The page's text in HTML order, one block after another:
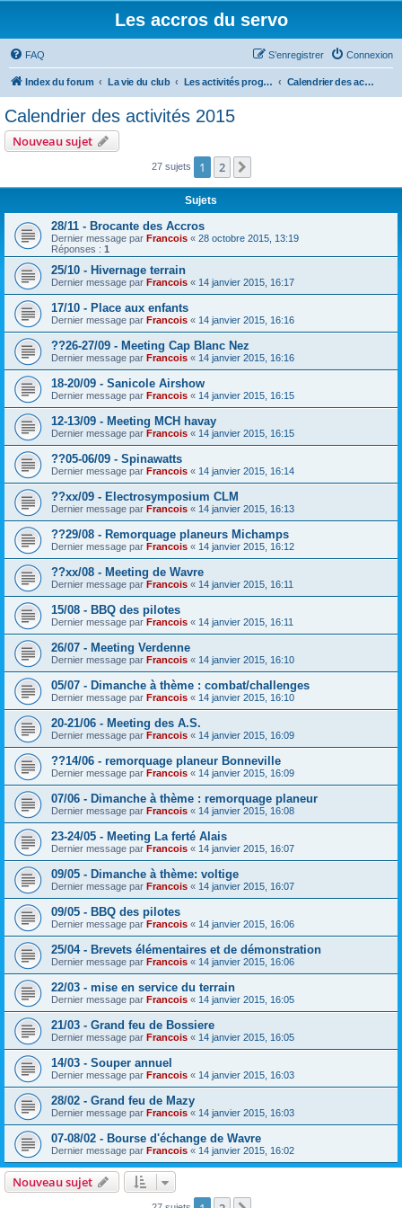
Les accros du servo
FAQ Connexion
S’enregistrer
Index du forum La vie du club Les activités programmées Calendrier des activités 2015
Calendrier des activités 2015
Nouveau sujet
27 sujets 1 2
Sujets
28/11 - Brocante des Accros
Dernier message par Francois « 28 octobre 2015, 13:19
Réponses : 1
25/10 - Hivernage terrain
Dernier message par Francois « 14 janvier 2015, 16:17
17/10 - Place aux enfants
Dernier message par Francois « 14 janvier 2015, 16:16
??26-27/09 - Meeting Cap Blanc Nez
Dernier message par Francois « 14 janvier 2015, 16:16
18-20/09 - Sanicole Airshow
Dernier message par Francois « 14 janvier 2015, 16:15
12-13/09 - Meeting MCH havay
Dernier message par Francois « 14 janvier 2015, 16:15
??05-06/09 - Spinawatts
Dernier message par Francois « 14 janvier 2015, 16:14
??xx/09 - Electrosymposium CLM
Dernier message par Francois « 14 janvier 2015, 16:13
??29/08 - Remorquage planeurs Michamps
Dernier message par Francois « 14 janvier 2015, 16:12
??xx/08 - Meeting de Wavre
Dernier message par Francois « 14 janvier 2015, 16:11
15/08 - BBQ des pilotes
Dernier message par Francois « 14 janvier 2015, 16:11
26/07 - Meeting Verdenne
Dernier message par Francois « 14 janvier 2015, 16:10
05/07 - Dimanche à thème : combat/challenges
Dernier message par Francois « 14 janvier 2015, 16:10
20-21/06 - Meeting des A.S.
Dernier message par Francois « 14 janvier 2015, 16:09
??14/06 - remorquage planeur Bonneville
Dernier message par Francois « 14 janvier 2015, 16:09
07/06 - Dimanche à thème : remorquage planeur
Dernier message par Francois « 14 janvier 2015, 16:08
23-24/05 - Meeting La ferté Alais
Dernier message par Francois « 14 janvier 2015, 16:07
09/05 - Dimanche à thème: voltige
Dernier message par Francois « 14 janvier 2015, 16:07
09/05 - BBQ des pilotes
Dernier message par Francois « 14 janvier 2015, 16:06
25/04 - Brevets élémentaires et de démonstration
Dernier message par Francois « 14 janvier 2015, 16:06
22/03 - mise en service du terrain
Dernier message par Francois « 14 janvier 2015, 16:05
21/03 - Grand feu de Bossiere
Dernier message par Francois « 14 janvier 2015, 16:05
14/03 - Souper annuel
Dernier message par Francois « 14 janvier 2015, 16:03
28/02 - Grand feu de Mazy
Dernier message par Francois « 14 janvier 2015, 16:03
07-08/02 - Bourse d'échange de Wavre
Dernier message par Francois « 14 janvier 2015, 16:02
Nouveau sujet